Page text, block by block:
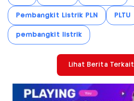
Pembangkit Listrik PLN PLTU
pembangkit listrik
Lihat Berita Terkait